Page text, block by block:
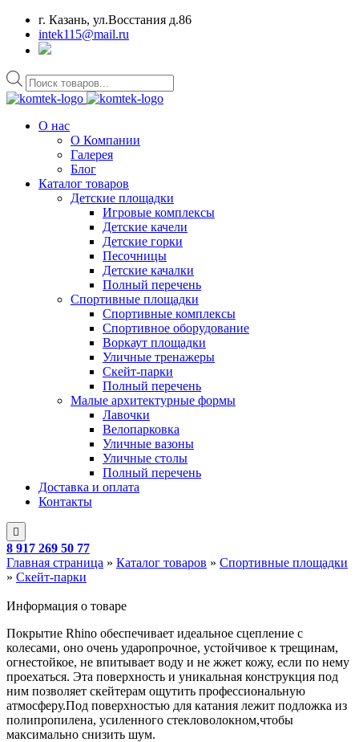
г. Казань, ул.Восстания д.86
intek115@mail.ru
Поиск
товаров
О нас
О Компании
Галерея
Блог
Каталог товаров
Детские площадки
Игровые комплексы
Детские качели
Детские горки
Песочницы
Детские качалки
Полный перечень
Спортивные площадки
Спортивные комплексы
Спортивное оборудование
Воркаут площадки
Уличные тренажеры
Скейт-парки
Полный перечень
Малые архитектурные формы
Лавочки
Велопарковка
Уличные вазоны
Уличные столы
Полный перечень
Доставка и оплата
Контакты
8 917 269 50 77
Главная страница » Каталог товаров » Спортивные площадки
» Скейт-парки
Информация о товаре
Покрытие Rhino обеспечивает идеальное сцепление с
колесами, оно очень ударопрочное, устойчивое к трещинам,
огнестойкое, не впитывает воду и не жжет кожу, если по нему
проехаться. Эта поверхность и уникальная конструкция под
ним позволяет скейтерам ощутить профессиональную
атмосферу.Под поверхностью для катания лежит подложка из
полипропилена, усиленного стекловолокном,чтобы
максимально снизить шум.